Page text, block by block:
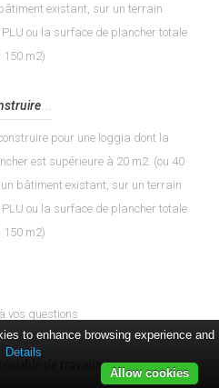
existant, sur un terrain
ou la surface de plancher totale
150 m2)
pour une loggia dont la
est supérieure à 20 m2. (ou 40
bâtiment existant, sur un terrain
ou la surface de plancher totale
150 m2)
vos questions
de travaux...
to enhance browsing experience and
Details
Allow cookies